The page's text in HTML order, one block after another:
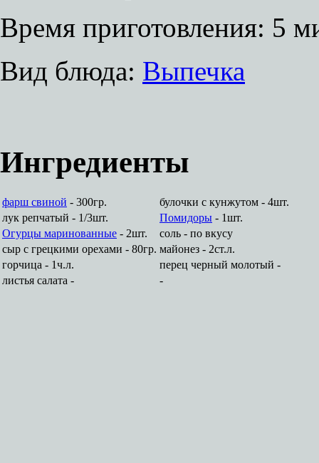
Время приготовления: 5
Вид блюда: Выпечка
Ингредиенты
фарш свиной - 300гр.
булочки с кунжутом - 4шт.
лук репчатый - 1/3шт.
Помидоры - 1шт.
Огурцы маринованные - 2шт.
соль - по вкусу
сыр с грецкими орехами - 80гр. майонез - 2ст.л.
горчица - 1ч.л.
перец черный молотый -
листья салата -
-